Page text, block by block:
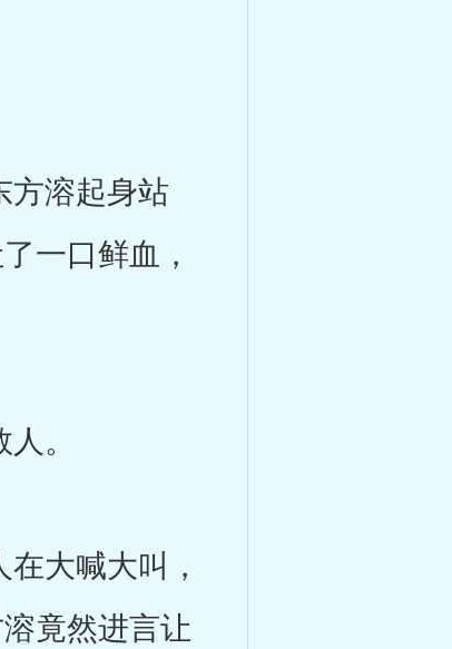
溶起身站
一口鲜血，
。
大喊大叫，
竟然进言让